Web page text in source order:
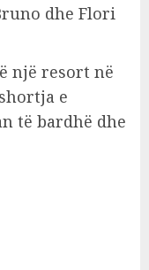
dhe Flori
një resort në
e
të bardhë dhe